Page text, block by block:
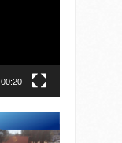
00:20